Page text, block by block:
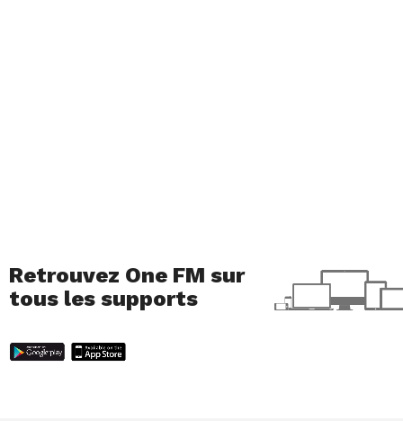
Retrouvez One FM sur
tous les supports